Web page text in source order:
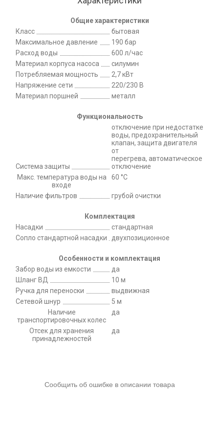
Общие характеристики
Класс
бытовая
Максимальное давление
190 бар
Расход воды
600 л/час
Материал корпуса насоса
силумин
Потребляемая мощность
2,7 кВт
Напряжение сети
220/230 В
Материал поршней
металл
Функциональность
Система защиты
отключение при недостатке
воды, предохранительный
клапан, защита двигателя
от
перегрева, автоматическое
отключение
Макс. температура воды на
входе
60 °С
Наличие фильтров грубой очистки
Комплектация
Насадки
стандартная
Сопло стандартной насадки
двухпозиционное
Особенности и комплектация
Забор воды из емкости
да
Шланг ВД
10 м
Ручка для переноски
выдвижная
Сетевой шнур
5 м
Наличие
транспортировочных колес
да
Отсек для хранения
принадлежностей
да
Сообщить об ошибке в описании товара